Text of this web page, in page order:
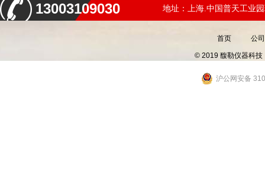
13003109030 地址：上海.中国普天工业
首页 公
© 2019 馥勒仪器科技
沪公网安备